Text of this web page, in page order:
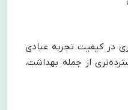
در کیفیت تجربه عبادی
از جمله بهداشت،